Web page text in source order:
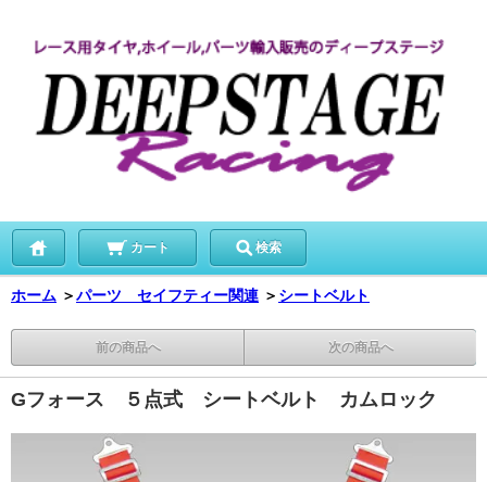
カート 検索
ホーム ＞パーツ セイフティー関連 ＞ シートベルト
前の商品へ 次の商品へ
Gフォース ５点式 シートベルト カムロック